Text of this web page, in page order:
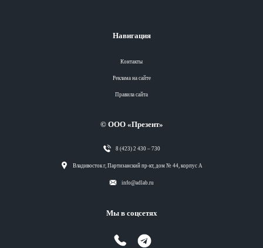
Навигация
Контакты
Реклама на сайте
Правила сайта
© ООО «Презент»
8 (423) 2 430 – 730
Владивосток г, Партизанский пр-кт, дом № 44, корпус А
info@adlab.ru
Мы в соцсетях